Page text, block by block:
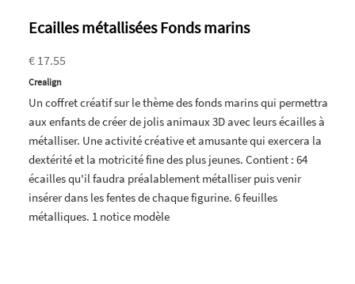
Ecailles métallisées Fonds marins
€ 17.55
Crealign
Un coffret créatif sur le thème des fonds marins qui permettra
aux enfants de créer de jolis animaux 3D avec leurs écailles à
métalliser. Une activité créative et amusante qui exercera la
dextérité et la motricité fine des plus jeunes. Contient : 64
écailles qu'il faudra préalablement métalliser puis venir
insérer dans les fentes de chaque figurine. 6 feuilles
métalliques. 1 notice modèle